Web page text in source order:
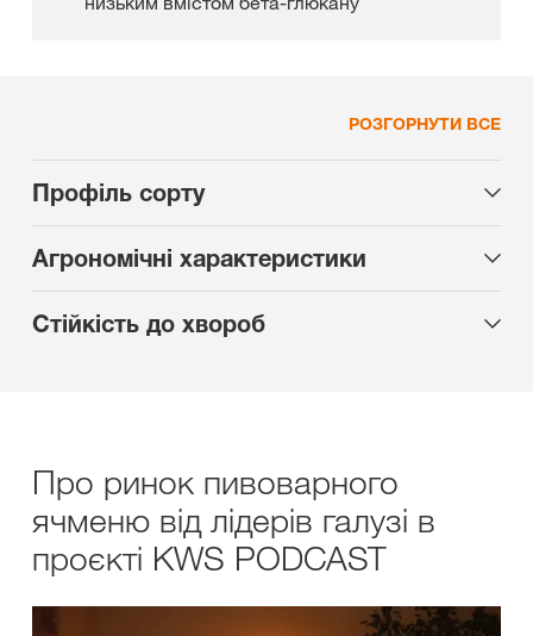
РОЗГОРНУТИ ВСЕ
Профіль сорту
Агрономічні характеристики
Стійкість до хвороб
Про ринок пивоварного
ячменю від лідерів галузі в
проєкті KWS PODCAST